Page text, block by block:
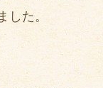
した。